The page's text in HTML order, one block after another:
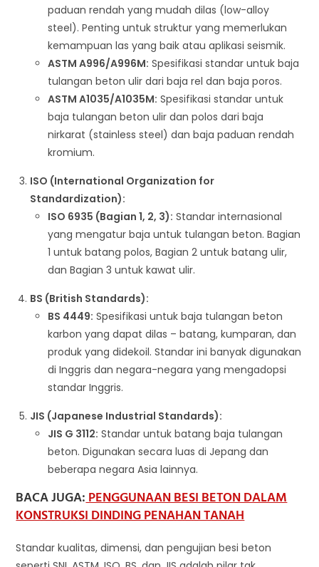
paduan rendah yang mudah dilas (low-alloy
steel). Penting untuk struktur yang memerlukan
kemampuan las yang baik atau aplikasi seismik.
ASTM A996/A996M: Spesifikasi standar untuk baja
tulangan beton ulir dari baja rel dan baja poros.
ASTM A1035/A1035M: Spesifikasi standar untuk
baja tulangan beton ulir dan polos dari baja
nirkarat (stainless steel) dan baja paduan rendah
kromium.
ISO (International Organization for
Standardization):
ISO 6935 (Bagian 1, 2, 3): Standar internasional
yang mengatur baja untuk tulangan beton. Bagian
1 untuk batang polos, Bagian 2 untuk batang ulir,
dan Bagian 3 untuk kawat ulir.
BS (British Standards):
BS 4449: Spesifikasi untuk baja tulangan beton
karbon yang dapat dilas – batang, kumparan, dan
produk yang didekoil. Standar ini banyak digunakan
di Inggris dan negara-negara yang mengadopsi
standar Inggris.
JIS (Japanese Industrial Standards):
JIS G 3112: Standar untuk batang baja tulangan
beton. Digunakan secara luas di Jepang dan
beberapa negara Asia lainnya.
BACA JUGA:PENGGUNAAN BESI BETON DALAM
KONSTRUKSI DINDING PENAHAN TANAH
Standar kualitas, dimensi, dan pengujian besi beton